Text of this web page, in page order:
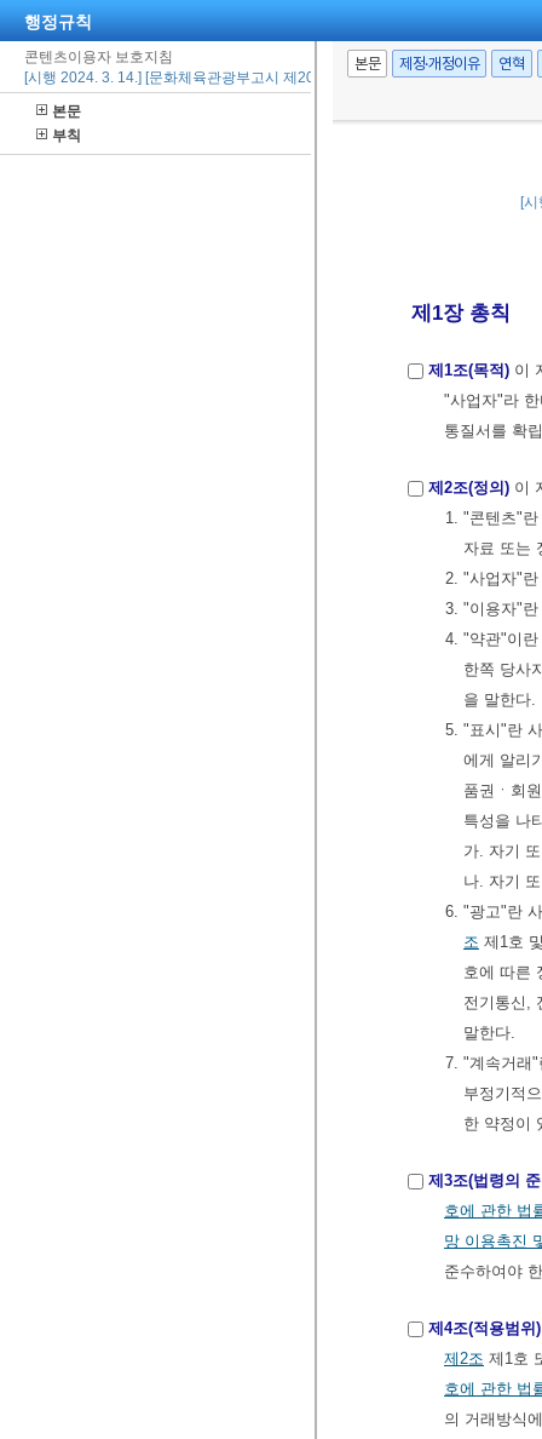
행정규칙
콘텐츠이용자 보호지침
[시행 2024. 3. 14.] [문화체육관광부고시 제2024-16호, 2024. 3. 14., 폐지제정]
본문
부칙
본문 제정·개정이유 연혁
[
제1장 총칙
제1조(목적) 이
"사업자"라
통질서를 확
제2조(정의) 이
1. "콘텐츠"
자료 또는
2. "사업자"
3. "이용자"
4. "약관"이란
한쪽 당사
을 말한다.
5. "표시"란
에게 알리
품권ㆍ회
특성을 나
가. 자기
나. 자기
6. "광고"란
조 제1호
호에 따른
전기통신,
말한다.
7. "계속거래
부정기적
한 약정이
제3조(법령의
호에 관한 법
망 이용촉진
준수하여야
제4조(적용범위)
제2조 제1호
호에 관한 법
의 거래방식